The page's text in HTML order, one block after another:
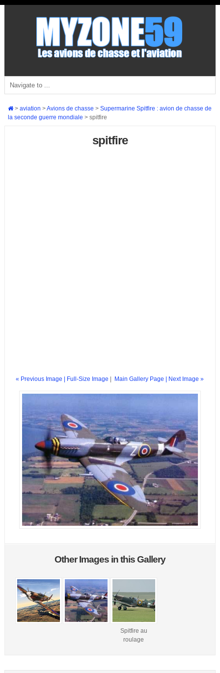
> aviation >Avions de chasse > Supermarine Spitfire : avion de chasse de
la seconde guerre mondiale > spitfire
spitfire
« Previous Image | Full-Size Image Main Gallery Page | Next Image »
Other Images in this Gallery
Spitfire au
roulage